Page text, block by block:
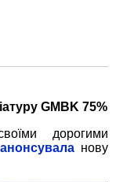
GMBK 75%
дорогими
анонсуваланову